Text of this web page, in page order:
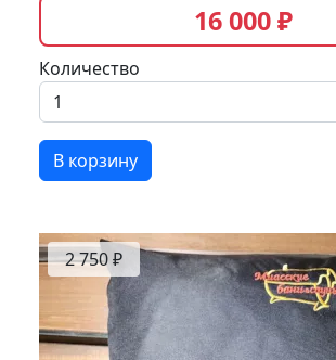
16 000 ₽
Количество
В корзину
2 750 ₽